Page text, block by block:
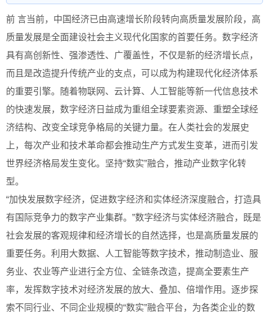
前 言当前，中国经济已由高速增长阶段转向高质量发展阶段，高
质量发展是全面建设社会主义现代化国家的首要任务。数字经济
具有高创新性、强渗透性、广覆盖性，不仅是新的经济增长点，
而且是改造提升传统产业的支点，可以成为构建现代化经济体系
的重要引擎。随着物联网、云计算、人工智能等新一代信息技术
的快速发展，数字经济日益成为重组全球要素资源、重塑全球经
济结构、改变全球竞争格局的关键力量。在人类社会的发展史
上，每次产业和技术革命都会推动生产方式发生变革，进而引发
世界经济格局发生变化。坚持“数实”融合，推动产业数字化转
型。
“加快发展数字经济，促进数字经济和实体经济深度融合，打造具
有国际竞争力的数字产业集群。”数字经济与实体经济融合，既是
社会发展的客观规律和经济增长的自然选择，也是高质量发展的
重要任务。利用大数据、人工智能等数字技术，推动制造业、服
务业、农业等产业进行全方位、全链条改造，提高全要素生产
率，发挥数字技术对经济发展的放大、叠加、倍增作用。逐步探
索不同行业、不同企业规模的“数实”融合平台，为各类企业的数